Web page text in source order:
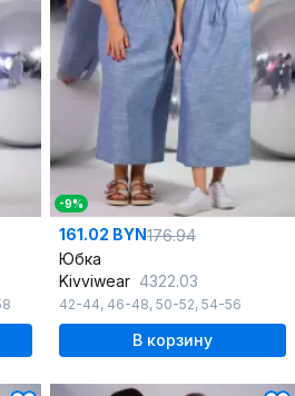
-9%
161.02 BYN176.94
Юбка
Kivviwear 4322.03
42-44, 46-48, 50-52, 54-56
В корзину